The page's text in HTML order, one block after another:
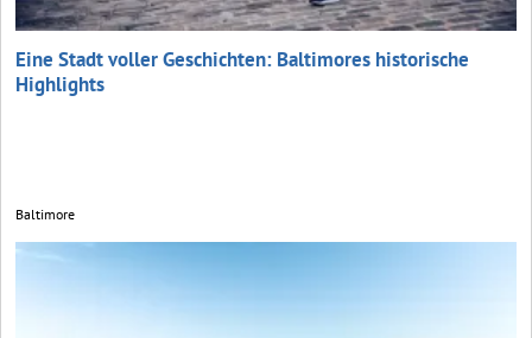
Eine Stadt voller Geschichten: Baltimores historische
Highlights
Baltimore